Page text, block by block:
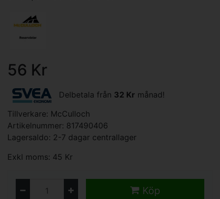
56 Kr
Delbetala från 32 Kr månad!
Tillverkare: McCulloch
Artikelnummer: 817490406
Lagersaldo: 2-7 dagar centrallager
Exkl moms: 45 Kr
Köp